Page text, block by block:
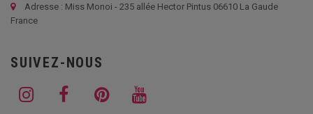
Adresse : Miss Monoi - 235 allée Hector Pintus 06610 La Gaude
France
SUIVEZ-NOUS